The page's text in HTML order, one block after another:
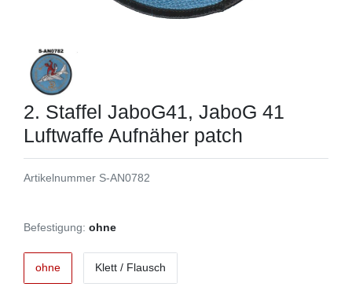
2. Staffel JaboG41, JaboG 41
Luftwaffe Aufnäher patch
Artikelnummer S-AN0782
Befestigung: ohne
ohne Klett / Flausch